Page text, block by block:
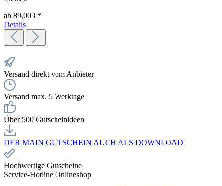
ab 89,00 €*
Details
Versand direkt vom Anbieter
Versand max. 5 Werktage
Über 500 Gutscheinideen
DER MAIN GUTSCHEIN AUCH ALS DOWNLOAD
Hochwertige Gutscheine
Service-Hotline Onlineshop